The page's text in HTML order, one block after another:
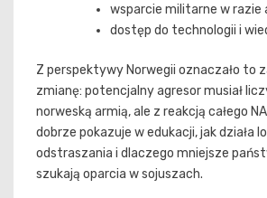
wsparcie militarne w razie
dostęp do technologii i
Z perspektywy Norwegii oznaczało to
zmianę: potencjalny agresor musiał
norweską armią, ale z reakcją całego
dobrze pokazuje w edukacji, jak działa
odstraszania i dlaczego mniejsze
szukają oparcia w sojuszach.